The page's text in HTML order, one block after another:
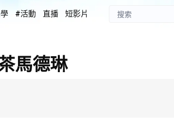
#活動 直播 短影片
馬德琳